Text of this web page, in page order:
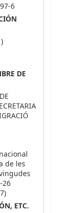
6
DE
de les
26
ETC.